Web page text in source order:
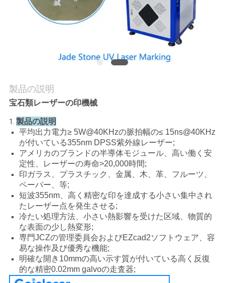
し
な
さ
い
製品の説明
宝石類レーザーの印機械
1. 製品の説明
平均出力電力≥ 5W@40KHzの脈拍幅の≤ 15ns@40KHz
が付いている355nm DPSS紫外線レーザー;
アメリカのブランドの半導体モジュール、高い働く安
定性、レーザーの寿命>20,000時間;
印ガラス、プラスチック、金属、木、革、フルーツ、
ペーパー、等;
短波355nm、高く精密な印を達成する小さい集中され
たレーザー点を発生させる;
冷たい処理方法、小さい熱影響を受けた区域、物質的
な表面の少し熱変形;
専門JCZの管理委員会およびEZcad2ソフトウェア、容
易な操作及び優秀な機能;
明確な開き10mmの高い示す質が付いている高く反復
的な精密0.02mm galvoの走査器;